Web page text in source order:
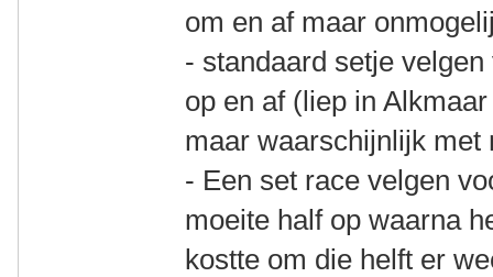
om en af maar
- standaard setje
op en af (liep in
maar waarschijnlijk
- Een set race velgen
moeite half op waarna
kostte om die helft er